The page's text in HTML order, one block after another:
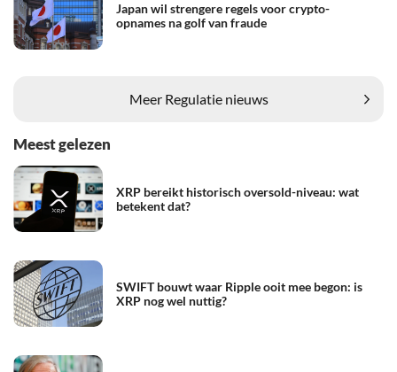
Japan wil strengere regels voor crypto-
opnames na golf van fraude
Meer Regulatie nieuws
Meest gelezen
XRP bereikt historisch oversold-niveau: wat
betekent dat?
SWIFT bouwt waar Ripple ooit mee begon: is
XRP nog wel nuttig?